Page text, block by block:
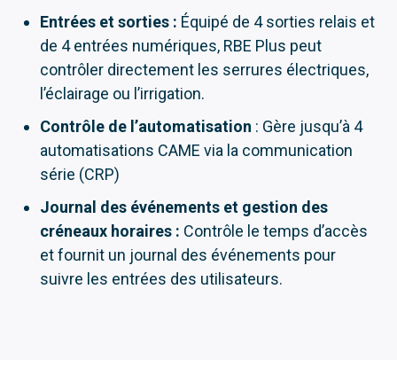
Entrées et sorties : Équipé de 4 sorties relais et
de 4 entrées numériques, RBE Plus peut
contrôler directement les serrures électriques,
l’éclairage ou l’irrigation.
Contrôle de l’automatisation : Gère jusqu’à 4
automatisations CAME via la communication
série (CRP)
Journal des événements et gestion des
créneaux horaires : Contrôle le temps d’accès
et fournit un journal des événements pour
suivre les entrées des utilisateurs.